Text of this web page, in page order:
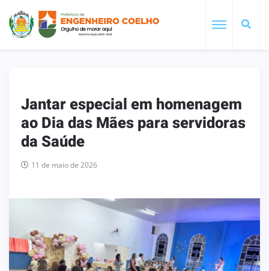
Jantar especial em homenagem
ao Dia das Mães para servidoras
da Saúde
11 de maio de 2026